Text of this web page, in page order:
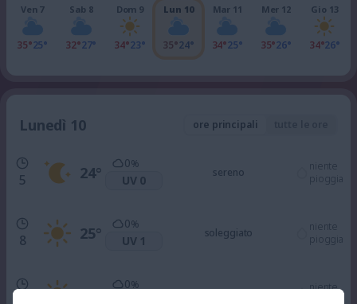
Ven 7
35°25°
Sab 8
32°27°
Dom 9
34°23°
Lun 10
35°24°
Mar 11
34°25°
Mer 12
35°26°
Gio 13
34°26°
Lunedì 10 ore principali
5 24°
0%
UV 0
sereno
niente
pioggia
8 25°
0%
UV 1
soleggiato
niente
pioggia
30°
0%
soleggiato
niente